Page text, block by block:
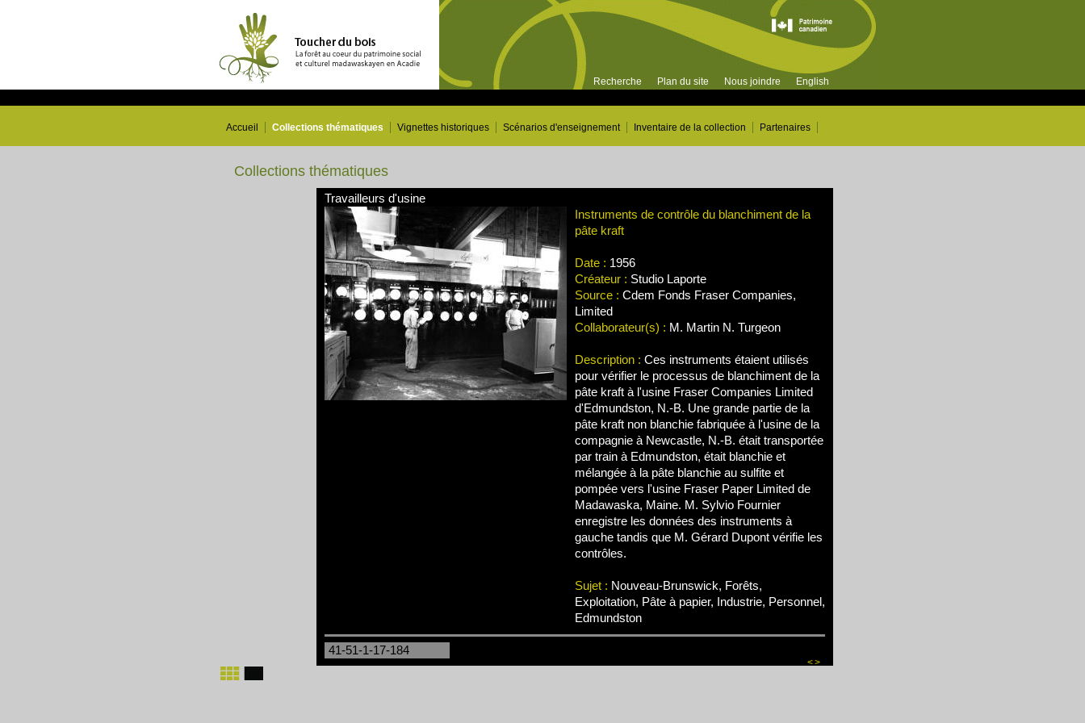
Recherche Plan du site Nous joindre English
Accueil Collections thématiques Vignettes historiques Scénarios d'enseignement Inventaire de la collection Partenaires
Collections thématiques
Travailleurs d'usine
Instruments de contrôle du blanchiment de la
pâte kraft
Date : 1956
Créateur : Studio Laporte
Source : Cdem Fonds Fraser Companies,
Limited
Collaborateur(s) : M. Martin N. Turgeon
Description : Ces instruments étaient utilisés
pour vérifier le processus de blanchiment de la
pâte kraft à l'usine Fraser Companies Limited
d'Edmundston, N.-B. Une grande partie de la
pâte kraft non blanchie fabriquée à l'usine de la
compagnie à Newcastle, N.-B. était transportée
par train à Edmundston, était blanchie et
mélangée à la pâte blanchie au sulfite et
pompée vers l'usine Fraser Paper Limited de
Madawaska, Maine. M. Sylvio Fournier
enregistre les données des instruments à
gauche tandis que M. Gérard Dupont vérifie les
contrôles.
Sujet : Nouveau-Brunswick, Forêts,
Exploitation, Pâte à papier, Industrie, Personnel,
Edmundston
41-51-1-17-184
<>